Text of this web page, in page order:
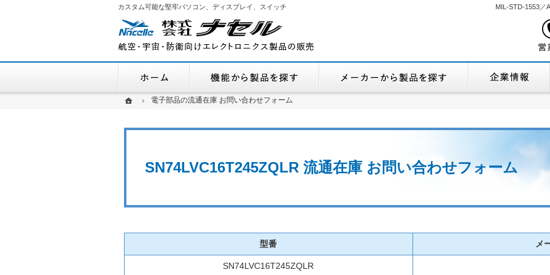
ホーム電子部品の流通在庫 お問い合わせフォーム
SN74LVC16T245ZQLR 流通在庫 お問い合わせフォーム
MIL-STD-1553／
カスタム可能な堅牢パソコン、ディスプレイ、スイッチ
型番 メ
SN74LVC16T245ZQLR
ホーム電子部品の流通在庫 お問い合わせフォーム